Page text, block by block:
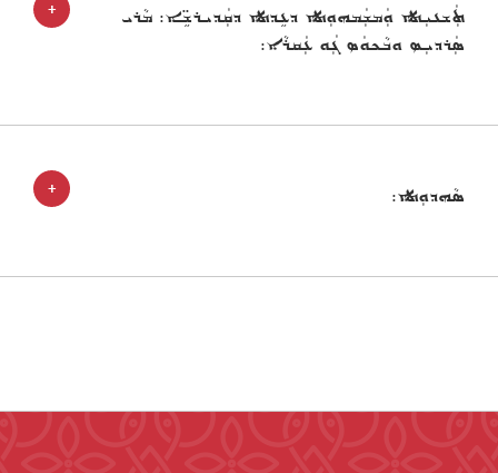
+
ܬܲܫܥܝܼܬܐ ܘܲܡܫܲܡܗܘܼܬܐ ܕܥܹܕܬܐ ܕܩܲܕܝܪܫܹ̈ܐ: ܡܵܪܝ
ܣܲܪܕܝܼܣ ܘܒܵܟܘܿܣ ܓܲܘ ܥܲܩܪܵܐ:
+ ܣܵܗܕܘܼܬܐ: